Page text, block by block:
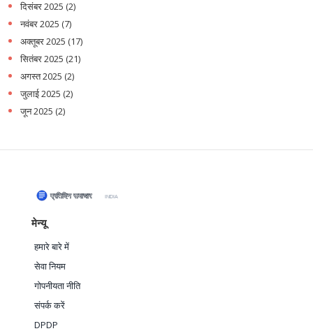
दिसंबर 2025 (2)
नवंबर 2025 (7)
अक्तूबर 2025 (17)
सितंबर 2025 (21)
अगस्त 2025 (2)
जुलाई 2025 (2)
जून 2025 (2)
मेन्यू
हमारे बारे में
सेवा नियम
गोपनीयता नीति
संपर्क करें
DPDP